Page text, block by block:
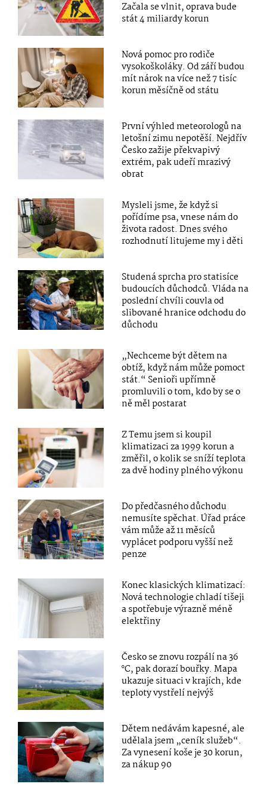
Začala se vlnit, oprava bude
stát 4 miliardy korun
Nová pomoc pro rodiče
vysokoškoláky. Od září budou
mít nárok na více než 7 tisíc
korun měsíčně od státu
První výhled meteorologů na
letošní zimu nepotěší. Nejdřív
Česko zažije překvapivý
extrém, pak udeří mrazivý
obrat
Mysleli jsme, že když si
pořídíme psa, vnese nám do
života radost. Dnes svého
rozhodnutí litujeme my i děti
Studená sprcha pro statisíce
budoucích důchodců. Vláda na
poslední chvíli couvla od
slibované hranice odchodu do
důchodu
„Nechceme být dětem na
obtíž, když nám může pomoct
stát.“ Senioři upřímně
promluvili o tom, kdo by se o
ně měl postarat
Z Temu jsem si koupil
klimatizaci za 1999 korun a
změřil, o kolik se sníží teplota
za dvě hodiny plného výkonu
Do předčasného důchodu
nemusíte spěchat. Úřad práce
vám může až 11 měsíců
vyplácet podporu vyšší než
penze
Konec klasických klimatizací:
Nová technologie chladí tišeji
a spotřebuje výrazně méně
elektřiny
Česko se znovu rozpálí na 36
°C, pak dorazí bouřky. Mapa
ukazuje situaci v krajích, kde
teploty vystřelí nejvýš
Dětem nedávám kapesné, ale
udělala jsem „ceník služeb“.
Za vynesení koše je 30 korun,
za nákup 90